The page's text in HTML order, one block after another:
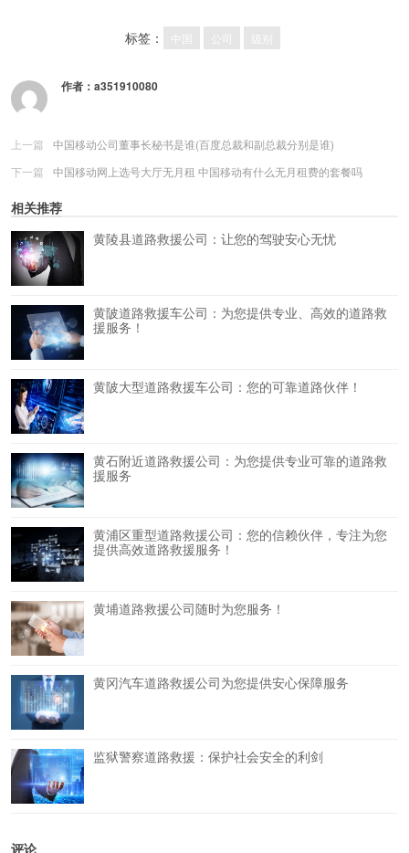
标签： 中国 级别
作者： a351910080
上一篇
中国移动公司董事长秘书是谁(百度总裁和副总裁分别是谁)
下一篇
中国移动网上选号大厅无月租 中国移动有什么无月租费的套餐吗
相关推荐
黄陵县道路救援公司：让您的驾驶安心无忧
黄陂道路救援车公司：为您提供专业、高效的道路救
援服务！
黄陂大型道路救援车公司：您的可靠道路伙伴！
黄石附近道路救援公司：为您提供专业可靠的道路救
援服务
黄浦区重型道路救援公司：您的信赖伙伴，专注为您
提供高效道路救援服务！
黄埔道路救援公司随时为您服务！
黄冈汽车道路救援公司为您提供安心保障服务
监狱警察道路救援：保护社会安全的利剑
评论